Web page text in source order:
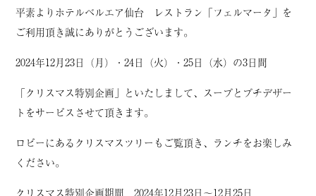
平素よりホテルベルエア仙台 レストラン「フェルマータ」を
ご利用頂き誠にありがとうございます。
2024年12月23日（月）・24日（火）・25日（水）の3日間
「クリスマス特別企画」といたしまして、スープとプチデザー
トをサービスさせて頂きます。
ロビーにあるクリスマスツリーもご覧頂き、ランチをお楽しみ
ください。
クリスマス特別企画期間 2024年12月23日～12月25日